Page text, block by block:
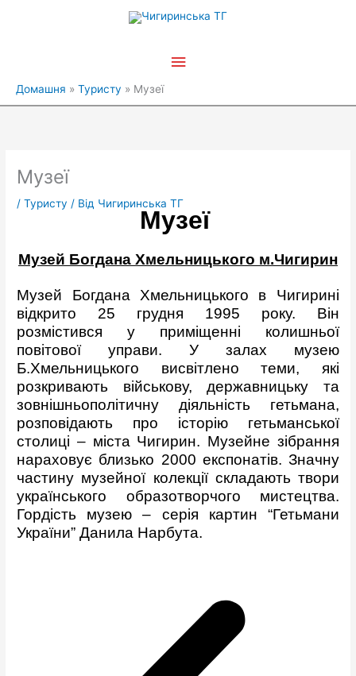
Головне
Домашня Туристу Музеї
Музеї
/Туристу / Від Чигиринська ТГ
Музеї
Музей Богдана Хмельницького м.Чигирин
Музей Богдана Хмельницького в Чигирині
відкрито 25 грудня 1995 року. Він
розмістився у приміщенні колишньої
повітової управи. У залах музею
Б.Хмельницького висвітлено теми, які
розкривають військову, державницьку та
зовнішньополітичну діяльність гетьмана,
розповідають про історію гетьманської
столиці – міста Чигирин. Музейне зібрання
нараховує близько 2000 експонатів. Значну
частину музейної колекції складають твори
українського образотворчого мистецтва.
Гордість музею – серія картин “Гетьмани
України” Данила Нарбута.